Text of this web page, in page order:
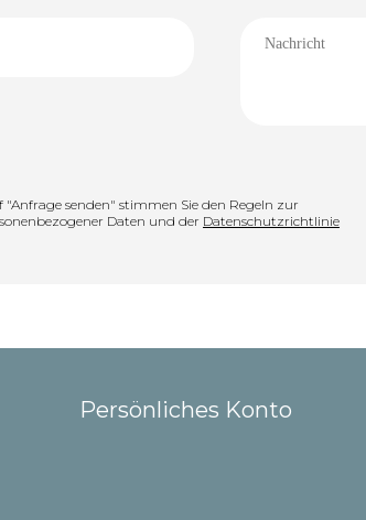
"Anfrage senden" stimmen Sie den Regeln zur
Daten und der Datenschutzrichtlinie
Persönliches Konto